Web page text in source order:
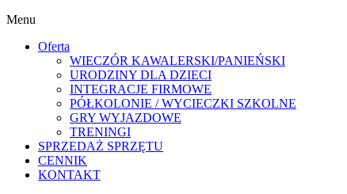
Menu
Oferta
WIECZÓR KAWALERSKI/PANIEŃSKI
URODZINY DLA DZIECI
INTEGRACJE FIRMOWE
PÓŁKOLONIE / WYCIECZKI SZKOLNE
GRY WYJAZDOWE
TRENINGI
SPRZEDAŻ SPRZĘTU
CENNIK
KONTAKT